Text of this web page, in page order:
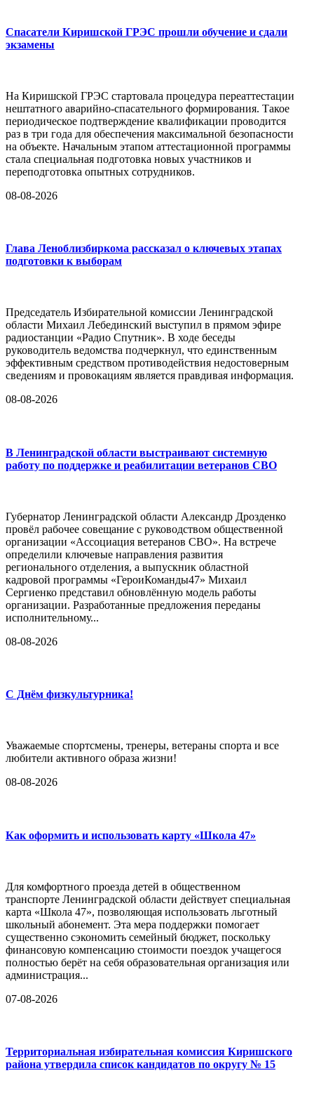
Спасатели Киришской ГРЭС прошли обучение и сдали
экзамены
На Киришской ГРЭС стартовала процедура переаттестации
нештатного аварийно-спасательного формирования. Такое
периодическое подтверждение квалификации проводится
раз в три года для обеспечения максимальной безопасности
на объекте. Начальным этапом аттестационной программы
стала специальная подготовка новых участников и
переподготовка опытных сотрудников.
08-08-2026
Глава Леноблизбиркома рассказал о ключевых этапах
подготовки к выборам
Председатель Избирательной комиссии Ленинградской
области Михаил Лебединский выступил в прямом эфире
радиостанции «Радио Спутник». В ходе беседы
руководитель ведомства подчеркнул, что единственным
эффективным средством противодействия недостоверным
сведениям и провокациям является правдивая информация.
08-08-2026
В Ленинградской области выстраивают системную
работу по поддержке и реабилитации ветеранов СВО
Губернатор Ленинградской области Александр Дрозденко
провёл рабочее совещание с руководством общественной
организации «Ассоциация ветеранов СВО». На встрече
определили ключевые направления развития
регионального отделения, а выпускник областной
кадровой программы «ГероиКоманды47» Михаил
Сергиенко представил обновлённую модель работы
организации. Разработанные предложения переданы
исполнительному...
08-08-2026
С Днём физкультурника!
Уважаемые спортсмены, тренеры, ветераны спорта и все
любители активного образа жизни!
08-08-2026
Как оформить и использовать карту «Школа 47»
Для комфортного проезда детей в общественном
транспорте Ленинградской области действует специальная
карта «Школа 47», позволяющая использовать льготный
школьный абонемент. Эта мера поддержки помогает
существенно сэкономить семейный бюджет, поскольку
финансовую компенсацию стоимости поездок учащегося
полностью берёт на себя образовательная организация или
администрация...
07-08-2026
Территориальная избирательная комиссия Киришского
района утвердила список кандидатов по округу № 15